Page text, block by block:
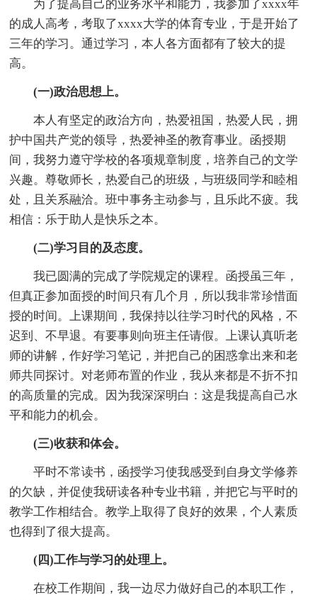
为了提高自己的业务水平和能力，我参加了xxxx年
的成人高考，考取了xxxx大学的体育专业，于是开始了
三年的学习。通过学习，本人各方面都有了较大的提
高。
(一)政治思想上。
本人有坚定的政治方向，热爱祖国，热爱人民，拥
护中国共产党的领导，热爱神圣的教育事业。函授期
间，我努力遵守学校的各项规章制度，培养自己的文学
兴趣。尊敬师长，热爱自己的班级，与班级同学和睦相
处，且关系融洽。班中事务主动参与，且乐此不疲。我
相信：乐于助人是快乐之本。
(二)学习目的及态度。
我已圆满的完成了学院规定的课程。函授虽三年，
但真正参加面授的时间只有几个月，所以我非常珍惜面
授的时间。上课期间，我保持以往学习时代的风格，不
迟到、不早退。有要事则向班主任请假。上课认真听老
师的讲解，作好学习笔记，并把自己的困惑拿出来和老
师共同探讨。对老师布置的作业，我从来都是不折不扣
的高质量的完成。因为我深深明白：这是我提高自己水
平和能力的机会。
(三)收获和体会。
平时不常读书，函授学习使我感受到自身文学修养
的欠缺，并促使我研读各种专业书籍，并把它与平时的
教学工作相结合。教学上取得了良好的效果，个人素质
也得到了很大提高。
(四)工作与学习的处理上。
在校工作期间，我一边尽力做好自己的本职工作，